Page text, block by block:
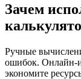
Зачем
Ручные
ошибок. Онлайн-
экономите